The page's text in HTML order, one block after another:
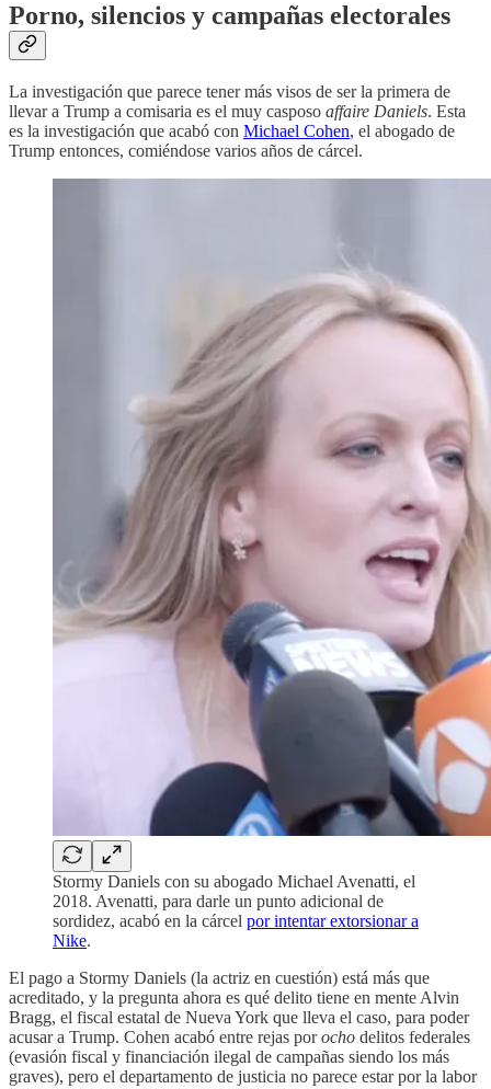
Porno, silencios y campañas electorales
La investigación que parece tener más visos de ser la primera de
llevar a Trump a comisaria es el muy casposo affaire Daniels. Esta
es la investigación que acabó con Michael Cohen, el abogado de
Trump entonces, comiéndose varios años de cárcel.
Stormy Daniels con su abogado Michael Avenatti, el
2018. Avenatti, para darle un punto adicional de
sordidez, acabó en la cárcel por intentar extorsionar a
Nike.
El pago a Stormy Daniels (la actriz en cuestión) está más que
acreditado, y la pregunta ahora es qué delito tiene en mente Alvin
Bragg, el fiscal estatal de Nueva York que lleva el caso, para poder
acusar a Trump. Cohen acabó entre rejas porocho delitos federales
(evasión fiscal y financiación ilegal de campañas siendo los más
graves), pero el departamento de justicia no parece estar por la labor